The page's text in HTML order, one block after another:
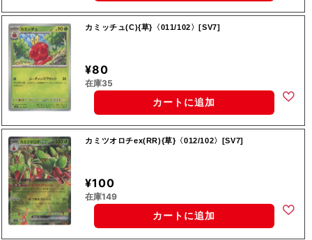
カミッチュ(C){草}〈011/102〉[SV7]
¥80
在庫35
カートに追加
カミツオロチex(RR){草}〈012/102〉[SV7]
¥100
在庫149
カートに追加